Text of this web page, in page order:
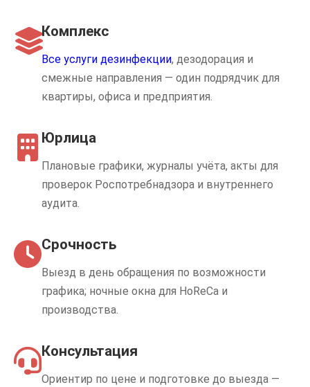
Комплекс
Все услуги дезинфекции, дезодорация и
смежные направления — один подрядчик для
квартиры, офиса и предприятия.
Юрлица
Плановые графики, журналы учёта, акты для
проверок Роспотребнадзора и внутреннего
аудита.
Срочность
Выезд в день обращения по возможности
графика; ночные окна для HoReCa и
производства.
Консультация
Ориентир по цене и подготовке до выезда —